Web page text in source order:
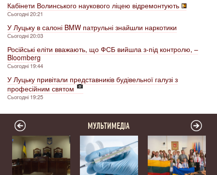
Кабінети Волинського наукового ліцею відремонтують
Сьогодні 20:21
У Луцьку в салоні BMW патрульні знайшли наркотики
Сьогодні 20:03
Російські еліти вважають, що ФСБ вийшла з-під контролю, –
Bloomberg
Сьогодні 19:44
У Луцьку привітали представників будівельної галузі з
професійним святом
Сьогодні 19:25
МУЛЬТИМЕДІА